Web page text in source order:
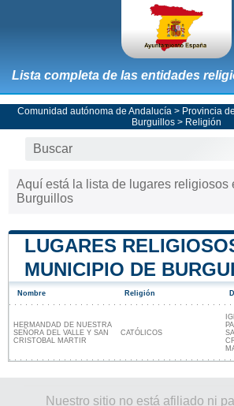
Lista completa de las entidades
Comunidad autónoma de Andalucía > Provincia
Burguillos > Religión
Aquí está la lista de lugares religiosos
Burguillos
LUGARES
MUNICIPIO DE
Nombre Religión
HERMANDAD DE NUESTRA
SEÑORA DEL VALLE Y SAN
CRISTOBAL MARTIR
CATÓLICOS
Nuestro sitio no está afiliado ni